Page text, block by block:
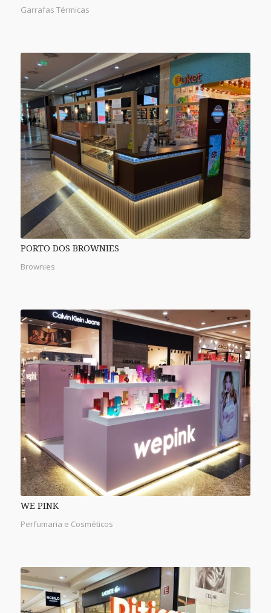
Garrafas Térmicas
PORTO DOS BROWNIES
Brownies
WE PINK
Perfumaria e Cosméticos